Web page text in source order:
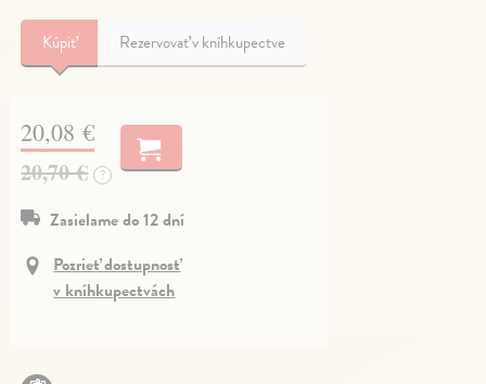
Kúpiť Rezervovať v kníhkupectve
20,08 €
20,70 € ?
Zasielame do 12 dní
Pozrieť dostupnosť
v kníhkupectvách